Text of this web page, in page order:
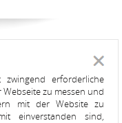
to stay at your
erforderliche
zu messen und
mit der Website zu
einverstanden sind,